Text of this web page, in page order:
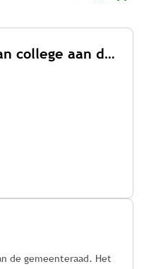
Brieven en memo's van college aan de raad 2026
de gemeenteraad. Het